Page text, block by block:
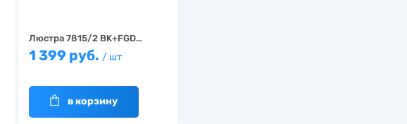
Люстра 7815/2 BK+FGD…
1 399 руб. / шт
в корзину